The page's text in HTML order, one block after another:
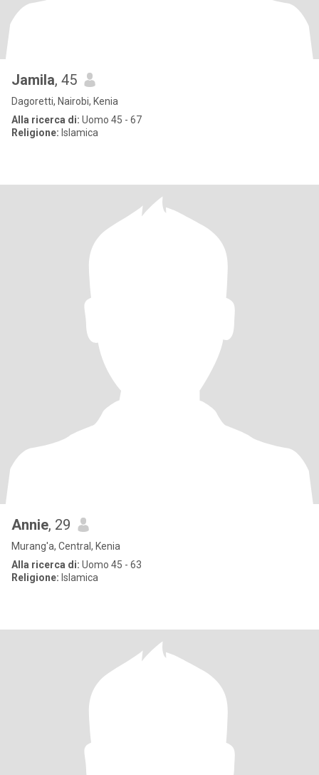
Jamila, 45
Dagoretti, Nairobi, Kenia
Alla ricerca di: Uomo 45 - 67
Religione: Islamica
Annie, 29
Murang'a, Central, Kenia
Alla ricerca di: Uomo 45 - 63
Religione: Islamica